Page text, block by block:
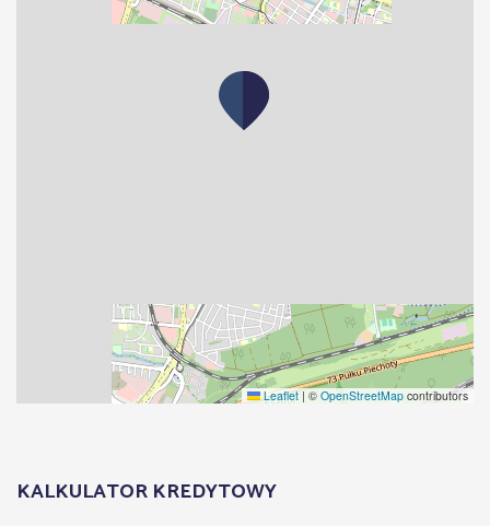
Leaflet | © OpenStreetMap contributors
KALKULATOR KREDYTOWY